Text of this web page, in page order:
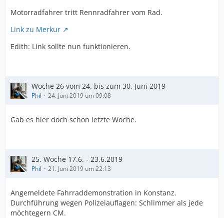
Motorradfahrer tritt Rennradfahrer vom Rad.
Link zu Merkur
Edith: Link sollte nun funktionieren.
Woche 26 vom 24. bis zum 30. Juni 2019
Phil 24. Juni 2019 um 09:08
Gab es hier doch schon letzte Woche.
25. Woche 17.6. - 23.6.2019
Phil 21. Juni 2019 um 22:13
Angemeldete Fahrraddemonstration in Konstanz.
Durchführung wegen Polizeiauflagen: Schlimmer als jede
möchtegern CM.